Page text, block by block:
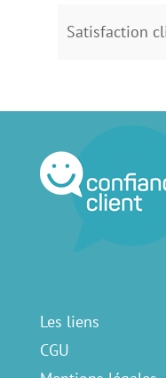
Satisfaction
Les liens
CGU